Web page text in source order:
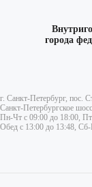
города
г. Санкт-Петербург, пос.
Санкт-Петербургское
Пн-Чт с 09:00 до 18:00,
Обед с 13:00 до 13:48,